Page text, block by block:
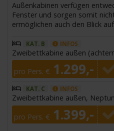
Außenkabinen verfügen
Fenster und sorgen somit
ermöglichen auch den Blick
KAT. B INFOS
Zweibettkabine außen
pro Pers. € 1.299,-
KAT. C INFOS
Zweibettkabine außen,
pro Pers. € 1.399,-